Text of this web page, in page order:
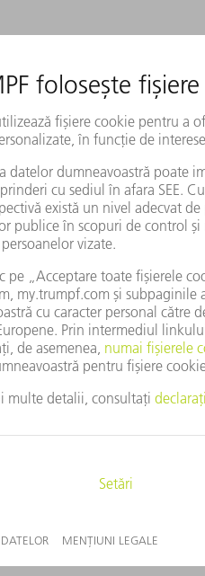
puteți efectua pe cont
și interacțiunea
simple
să adaptați în mod optim
necesare în acest scop.